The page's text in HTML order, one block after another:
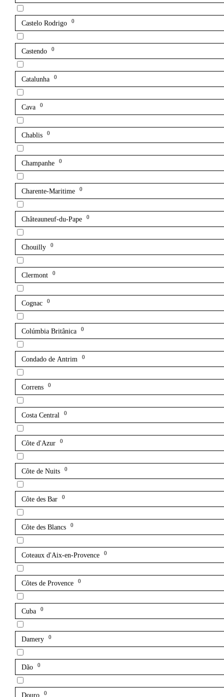
Castelo Rodrigo 0
Castendo 0
Catalunha 0
Cava 0
Chablis 0
Champanhe 0
Charente-Maritime 0
Châteauneuf-du-Pape 0
Chouilly 0
Clermont 0
Cognac 0
Colúmbia Britânica 0
Condado de Antrim 0
Correns 0
Costa Central 0
Côte d'Azur 0
Côte de Nuits 0
Côte des Bar 0
Côte des Blancs 0
Coteaux d'Aix-en-Provence 0
Côtes de Provence 0
Cuba 0
Damery 0
Dão 0
Douro 0